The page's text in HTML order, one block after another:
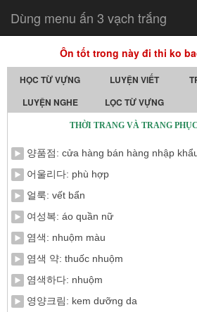
Dùng menu ấn 3 vạch trắng
Ôn tốt trong này đi thi ko
HỌC TỪ VỰNG LUYỆN VIẾT
LUYỆN NGHE
LỌC TỪ VỰNG
THỜI TRANG VÀ TRANG
양품점: cửa hàng bán hàng nhập
어울리다: phù hợp
얼룩: vết bẩn
여성복: áo quần nữ
염색: nhuộm màu
염색 약: thuốc nhuộm
염색하다: nhuộm
영양크림: kem dưỡng da